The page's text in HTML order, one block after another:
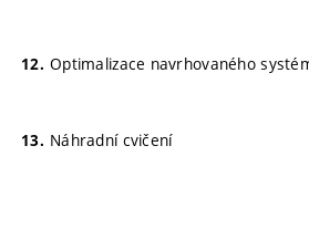
Optimalizace navrhovaného
Náhradní cvičení